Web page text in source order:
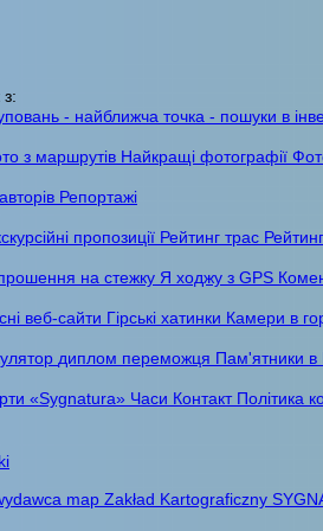
- найближча точка - пошуки в
з маршрутів Найкращі фотографії
Репортажі
пропозиції Рейтинг трас
на стежку Я ходжу з GPS
веб-сайти Гірські хатинки Камери в
диплом переможця Пам'ятники в
«Sygnatura» Часи Контакт Політика